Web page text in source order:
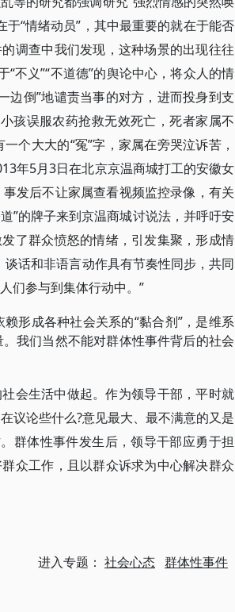
“情绪动员”，其中最重要的就在于能否
调查中我们发现，这种场景的出现往往
不义”“不道德”的舆论中心，将众人的情
边倒”地谴责当事的对方，进而投身到支
孩误服农药抢救无效死亡，死者家属不
个大大的“冤”字，家属在旁哭泣诉苦，
年5月3日在北京京温商城打工的安徽女
发后不让家属查看视频监控录像，有关
”的牌子来到京温商城讨说法，并呼吁安
了群众愤怒的情绪，引发集聚，形成情
话和非语言动作具有节奏性同步，共同
们参与到集体行动中。”
形成各种社会关系的“黏合剂”，是维系
我们当然不能对群体性事件背后的社会
会生活中做起。作为领导干部，平时就
议论些什么?意见最大、最不满意的又是
群体性事件发生后，领导干部应勇于担
众工作，且以群众诉求为中心解决群众
进入专题： 社会心态 群体性事件